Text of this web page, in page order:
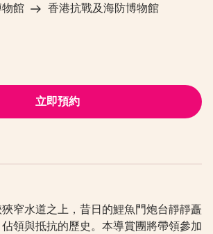
窄水道之上，昔日的鯉魚門炮台靜靜矗
領與抵抗的歷史。本導賞團將帶領參加
館 香港抗戰及海防博物館
立即預約